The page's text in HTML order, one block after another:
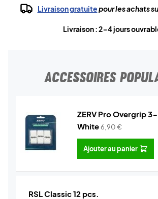
Livraison gratuitepour les achats
Livraison : 2-4 jours
ACCESSOIRES
ZERV Pro Overgrip
White6,90€
Ajouter au panier
RSL Classic 12 pcs.